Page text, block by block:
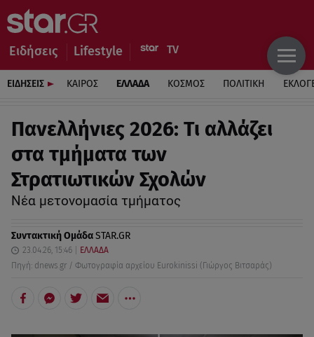
Ειδήσεις Lifestyle
ΕΙΔΗΣΕΙΣ ΚΑΙΡΟΣ ΕΛΛΑΔΑ ΚΟΣΜΟΣ ΠΟΛΙΤΙΚΗ
Πανελλήνιες 2026: Τι αλλάζει
στα τμήματα των
Στρατιωτικών Σχολών
Νέα μετονομασία τμήματος
Συντακτική ΟμάδαSTAR.GR
23.04.26, 15:46
ΕΛΛΑΔΑ
Πηγή: dnews.gr / Φωτογραφία αρχείου Eurokinissi (Γιώργος Βιτσαράς)